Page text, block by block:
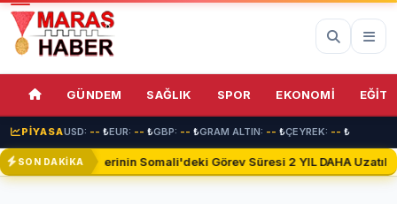
GÜNDEM SAĞLIK SPOR EKONOMİ
PİYASAUSD: -- ₺EUR: -- ₺GBP: -- ₺GRAM ALTIN: -- ₺ÇEYREK: -- ₺
SON DAKİKA
Türk Askerinin Somali'deki Görev Süresi 2 YIL DAHA Uzatıldı
74%